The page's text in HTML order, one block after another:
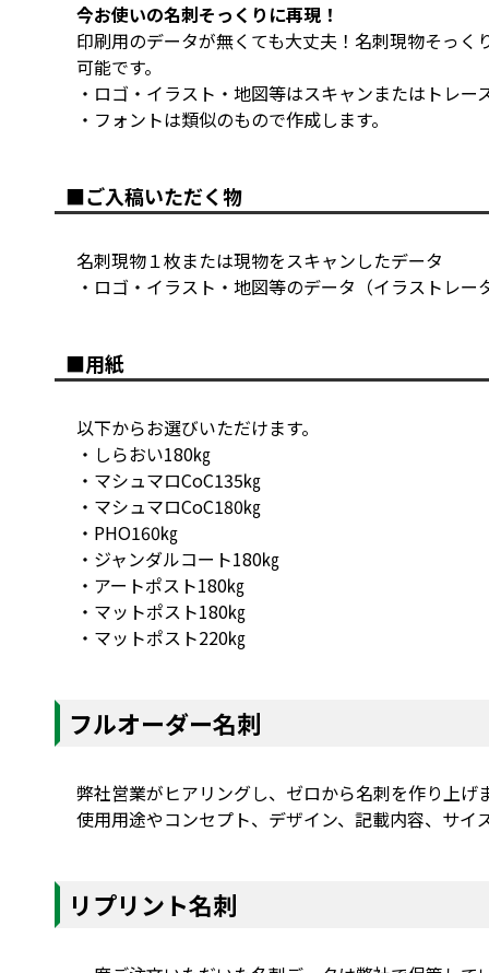
今お使いの名刺そっくりに再現！
印刷用のデータが無くても大丈夫！名刺現物そっ
可能です。
・ロゴ・イラスト・地図等はスキャンまたはトレー
・フォントは類似のもので作成します。
■ご入稿いただく物
名刺現物１枚または現物をスキャンしたデータ
・ロゴ・イラスト・地図等のデータ（イラストレ
■用紙
以下からお選びいただけます。
・しらおい180㎏
・マシュマロCoC135㎏
・マシュマロCoC180㎏
・PHO160㎏
・ジャンダルコート180㎏
・アートポスト180㎏
・マットポスト180㎏
・マットポスト220㎏
フルオーダー名刺
弊社営業がヒアリングし、ゼロから名刺を作り上げ
使用用途やコンセプト、デザイン、記載内容、サ
リプリント名刺